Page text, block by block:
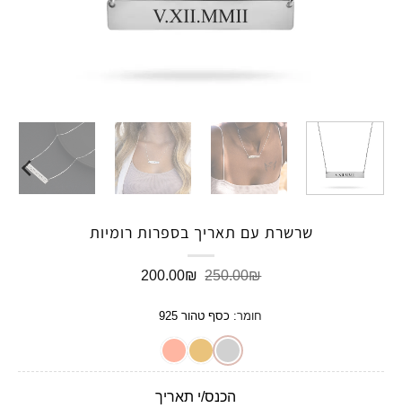
שרשרת עם תאריך בספרות רומיות
250.00₪
המחיר
250.00₪.
200.00₪
חומר: כסף טהור 925
הכנס/י תאריך